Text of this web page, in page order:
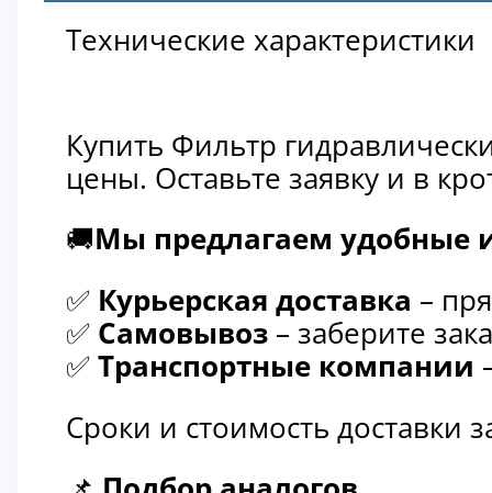
Технические характеристики
Купить Фильтр
цены. Оставьте заявку и в
🚚Мы предлагаем удобные
✅ Курьерская доставка –
✅ Самовывоз – заберите
✅ Транспортные компании
Сроки и стоимость доставки